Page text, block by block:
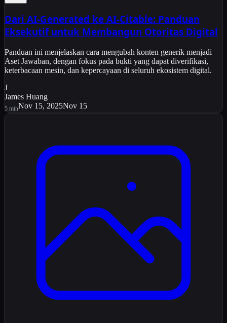
Dari AI-Generated ke AI-Citable: Panduan
Eksekutif untuk Membangun Otoritas Digital
Panduan ini menjelaskan cara mengubah konten generik menjadi
Aset Jawaban, dengan fokus pada bukti yang dapat diverifikasi,
keterbacaan mesin, dan kepercayaan di seluruh ekosistem digital.
J
James Huang
5 minNov 15, 2025Nov 15